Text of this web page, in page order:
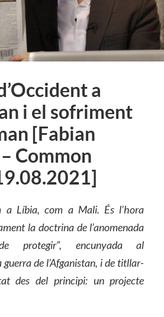
a
i el sofriment
[Fabian
Common
a Líbia, com a Mali. És l’hora
la doctrina de l’anomenada
de protegir”, encunyada al
de l’Afganistan, i de titllar-
des del principi: un projecte